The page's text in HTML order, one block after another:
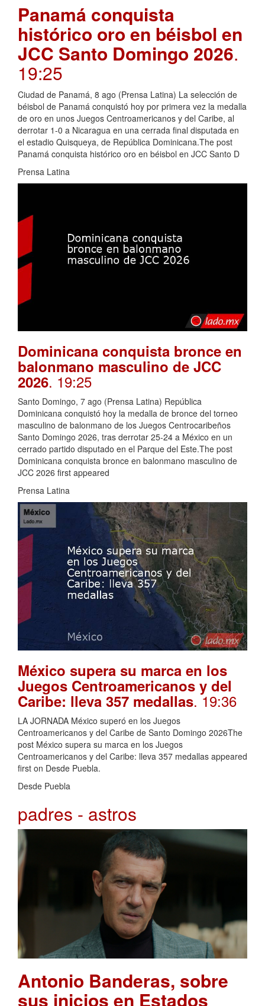
Panamá conquista
histórico oro en béisbol en
JCC Santo Domingo 2026.
19:25
Ciudad de Panamá, 8 ago (Prensa Latina) La selección de
béisbol de Panamá conquistó hoy por primera vez la medalla
de oro en unos Juegos Centroamericanos y del Caribe, al
derrotar 1-0 a Nicaragua en una cerrada final disputada en
el estadio Quisqueya, de República Dominicana.The post
Panamá conquista histórico oro en béisbol en JCC Santo D
Prensa Latina
Dominicana conquista bronce en
balonmano masculino de JCC
2026. 19:25
Santo Domingo, 7 ago (Prensa Latina) República
Dominicana conquistó hoy la medalla de bronce del torneo
masculino de balonmano de los Juegos Centrocaribeños
Santo Domingo 2026, tras derrotar 25-24 a México en un
cerrado partido disputado en el Parque del Este.The post
Dominicana conquista bronce en balonmano masculino de
JCC 2026 first appeared
Prensa Latina
México supera su marca en los
Juegos Centroamericanos y del
Caribe: lleva 357 medallas. 19:36
LA JORNADA México superó en los Juegos
Centroamericanos y del Caribe de Santo Domingo 2026The
post México supera su marca en los Juegos
Centroamericanos y del Caribe: lleva 357 medallas appeared
first on Desde Puebla.
Desde Puebla
padres - astros
Antonio Banderas, sobre
sus inicios en Estados